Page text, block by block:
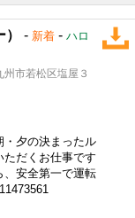
- 新着 - ハロ
市若松区塩屋３
・夕の決まったル
だくお仕事です
、安全第一で運転